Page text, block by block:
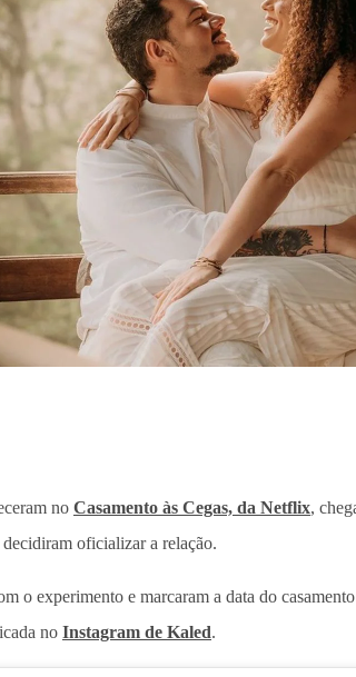
no Casamento às Cegas, da Netflix,
oficializar a relação.
o experimento e marcaram a data do
no Instagram de Kaled.